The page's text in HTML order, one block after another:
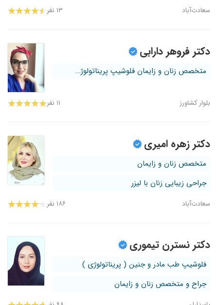
سعادت‌آباد ۱۳ نفر
دکتر فروهر دارابی
متخصص زنان و زایمان فلوشیپ پریناتولوژ...
بلوار کشاورز ۱۱ نفر
دکتر زهره امیری
متخصص زنان و زایمان
جراحی زیبایی زنان با لیزر
سعادت‌آباد ۱۸۶ نفر
دکتر نسترن تیموری
فلوشیپ طب مادر و جنین ( پریناتولوژی )
جراح و متخصص زنان و زایمان